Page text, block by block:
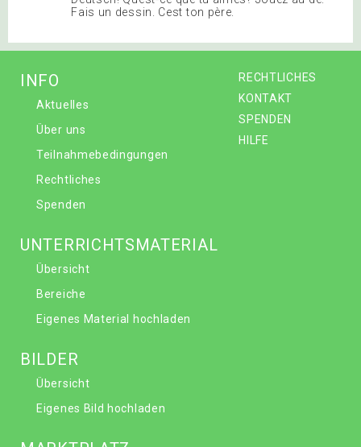
Fais un dessin. Cest ton père.
RECHTLICHES
KONTAKT
SPENDEN
HILFE
INFO
Aktuelles
Über uns
Teilnahmebedingungen
Rechtliches
Spenden
UNTERRICHTSMATERIAL
Übersicht
Bereiche
Eigenes Material hochladen
BILDER
Übersicht
Eigenes Bild hochladen